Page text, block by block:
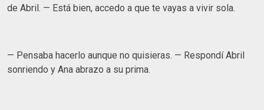
de Abril. — Está bien, accedo a que te vayas a vivir sola.
— Pensaba hacerlo aunque no quisieras. — Respondí Abril
sonriendo y Ana abrazo a su prima.